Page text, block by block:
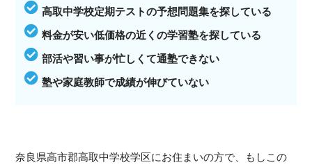
高取中学校定期テストの予想問題集を探している
料金が安い低価格の近くの学習塾を探している
部活や習い事が忙しくて通塾できない
塾や家庭教師で成績が伸びていない
奈良県高市郡高取中学校学区にお住まいの方で、もしこの